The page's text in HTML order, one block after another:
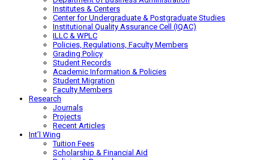
Institutes & Centers
Center for Undergraduate & Postgraduate Studies
Institutional Quality Assurance Cell (IQAC)
ILLC & WPLC
Policies, Regulations, Faculty Members
Grading Policy
Student Records
Academic Information & Policies
Student Migration
Faculty Members
Research
Journals
Projects
Recent Articles
Int’l Wing
Tuition Fees
Scholarship & Financial Aid